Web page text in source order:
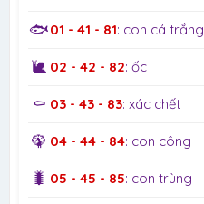
🐟01 - 41 - 81: con cá trắng
🐌 02 - 42 - 82: ốc
⚰️ 03 - 43 - 83: xác chết
🦚 04 - 44 - 84: con công
🐛 05 - 45 - 85: con trùng